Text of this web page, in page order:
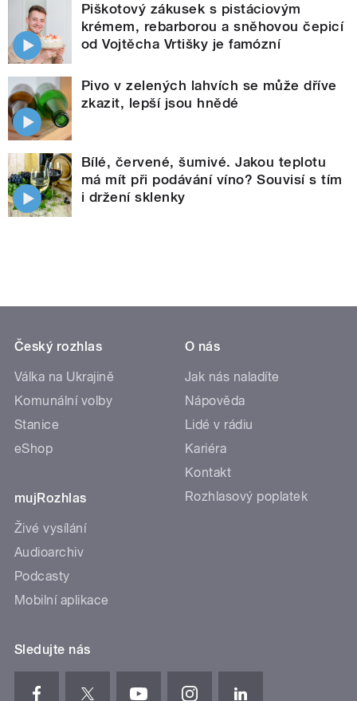
Piškotový zákusek s pistáciovým
krémem, rebarborou a sněhovou čepicí
od Vojtěcha Vrtišky je famózní
Pivo v zelených lahvích se může dříve
zkazit, lepší jsou hnědé
Bílé, červené, šumivé. Jakou teplotu
má mít při podávání víno? Souvisí s tím
i držení sklenky
Český rozhlas
Válka na Ukrajině
Komunální volby
Stanice
eShop
mujRozhlas
Živé vysílání
Audioarchiv
Podcasty
Mobilní aplikace
O nás
Jak nás naladíte
Nápověda
Lidé v rádiu
Kariéra
Kontakt
Rozhlasový poplatek
Sledujte nás